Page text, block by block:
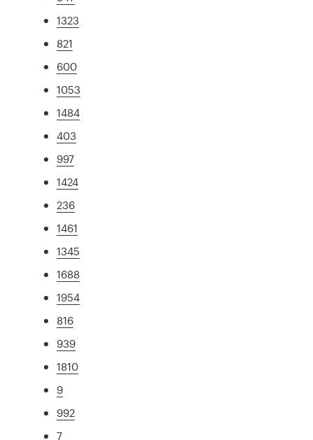
1323
821
600
1053
1484
403
997
1424
236
1461
1345
1688
1954
816
939
1810
9
992
7